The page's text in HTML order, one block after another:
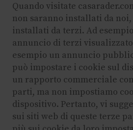
Quando visitate
non saranno installati da noi,
installati da terzi. Ad
annuncio di terzi
esempio un annuncio
può impostare i cookie sul
un rapporto commerciale
parti, ma non impostiamo
dispositivo. Pertanto, vi
sui siti web di queste terze